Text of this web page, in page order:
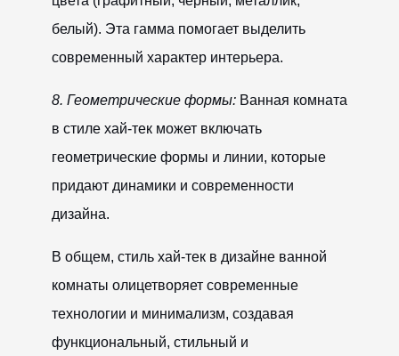
белый). Эта гамма помогает выделить
современный характер интерьера.
8. Геометрические формы:Ванная комната
в стиле хай-тек может включать
геометрические формы и линии, которые
придают динамики и современности
дизайна.
В общем, стиль хай-тек в дизайне ванной
комнаты олицетворяет современные
технологии и минимализм, создавая
функциональный, стильный и